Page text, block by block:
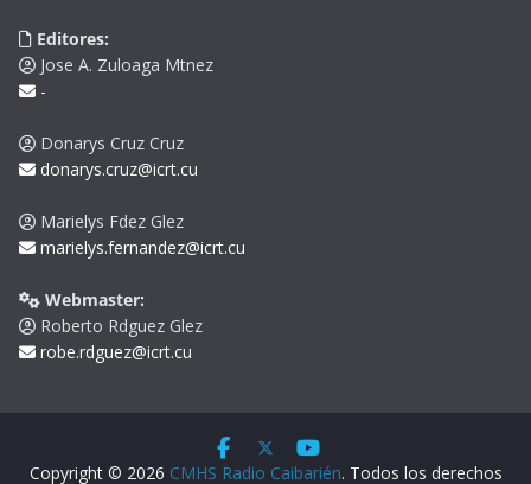
Editores:
Jose A. Zuloaga Mtnez
-
Donarys Cruz Cruz
donarys.cruz@icrt.cu
Marielys Fdez Glez
marielys.fernandez@icrt.cu
Webmaster:
Roberto Rdguez Glez
robe.rdguez@icrt.cu
Copyright © 2026 CMHS Radio Caibarién. Todos los derechos